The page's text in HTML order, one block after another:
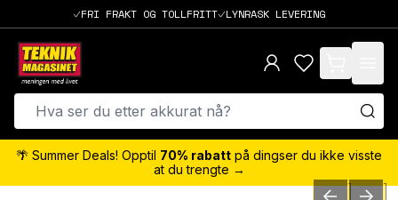
FRI FRAKT OG TOLLFRITT LYNRASK LEVERING
items in cart,
🌴 Summer Deals! Opptil 70% rabatt på dingser du ikke visste
at du trengte →